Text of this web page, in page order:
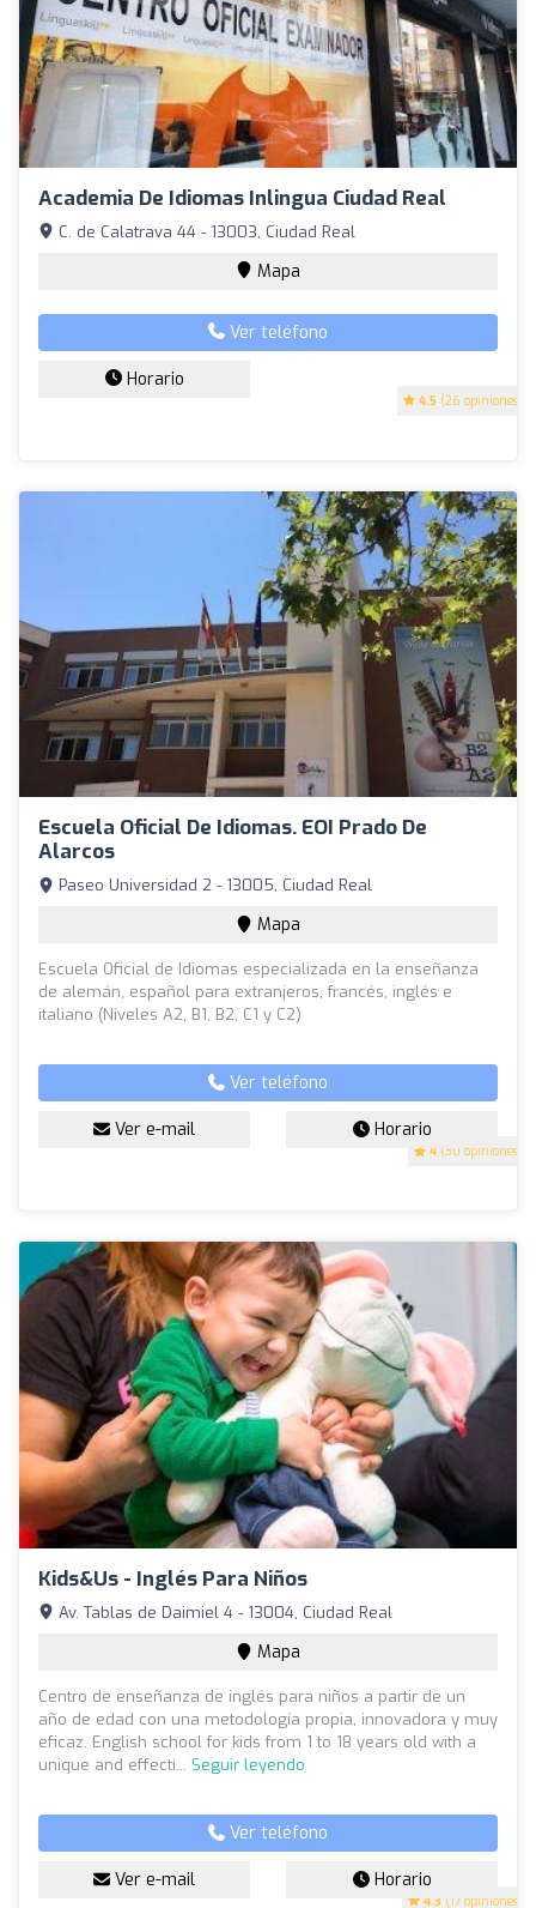
Academia De Idiomas Inlingua Ciudad Real
4.5 (26 opiniones)
C. de Calatrava 44 - 13003, Ciudad Real
Mapa
Ver teléfono
Horario
Escuela Oficial De Idiomas. EOI Prado De
Alarcos
4 (30 opiniones)
Paseo Universidad 2 - 13005, Ciudad Real
Mapa
Escuela Oficial de Idiomas especializada en la enseñanza
de alemán, español para extranjeros, francés, inglés e
italiano (Niveles A2, B1, B2, C1 y C2)
Ver teléfono
Ver e-mail Horario
Kids&Us - Inglés Para Niños
4.3 (17 opiniones)
Av. Tablas de Daimiel 4 - 13004, Ciudad Real
Mapa
Centro de enseñanza de inglés para niños a partir de un
año de edad con una metodología propia, innovadora y muy
eficaz. English school for kids from 1 to 18 years old with a
unique and effecti... Seguir leyendo
Ver teléfono
Ver e-mail Horario